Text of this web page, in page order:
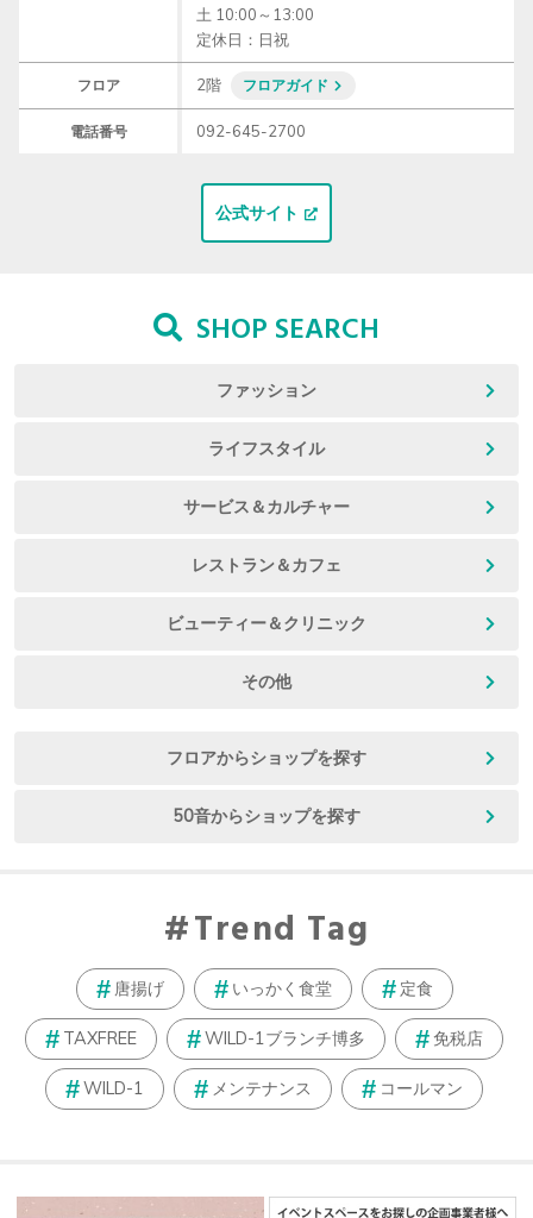
土 10:00～13:00
定休日：日祝
フロア 2階 フロアガイド
電話番号 092-645-2700
公式サイト
SHOP SEARCH
ファッション
ライフスタイル
サービス＆カルチャー
レストラン＆カフェ
ビューティー＆クリニック
その他
フロアからショップを探す
50音からショップを探す
Trend Tag
唐揚げ いっかく食堂 定食
TAXFREE WILD-1ブランチ博多 免税店
WILD-1 メンテナンス コールマン